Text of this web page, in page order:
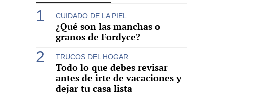
CUIDADO DE LA PIEL
¿Qué son las manchas o
granos de Fordyce?
TRUCOS DEL HOGAR
Todo lo que debes revisar
antes de irte de vacaciones y
dejar tu casa lista